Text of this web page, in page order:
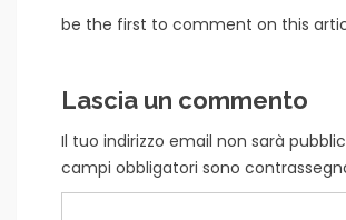
be the first to comment on this
Lascia un commento
Il tuo indirizzo email non sarà
campi obbligatori sono